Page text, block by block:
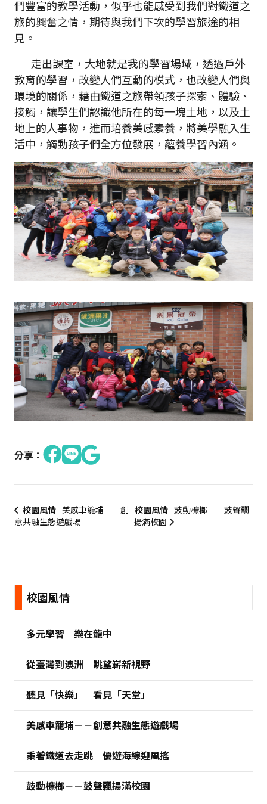
們豐富的教學活動，似乎也能感受到我們對鐵道之
旅的興奮之情，期待與我們下次的學習旅途的相
見。
走出課室，大地就是我的學習場域，透過戶外
教育的學習，改變人們互動的模式，也改變人們與
環境的關係，藉由鐵道之旅帶領孩子探索、體驗、
接觸，讓學生們認識他所在的每一塊土地，以及土
地上的人事物，進而培養美感素養，將美學融入生
活中，觸動孩子們全方位發展，蘊養學習內涵。
分享：
校園風情 美感車籠埔－－創
意共融生態遊戲場
校園風情 鼓動槺榔－－鼓聲飄
揚滿校園
校園風情
多元學習 樂在龍中
從臺灣到澳洲 眺望嶄新視野
聽見「快樂」 看見「天堂」
美感車籠埔－－創意共融生態遊戲場
乘著鐵道去走跳 優遊海線迎風搖
鼓動槺榔－－鼓聲飄揚滿校園